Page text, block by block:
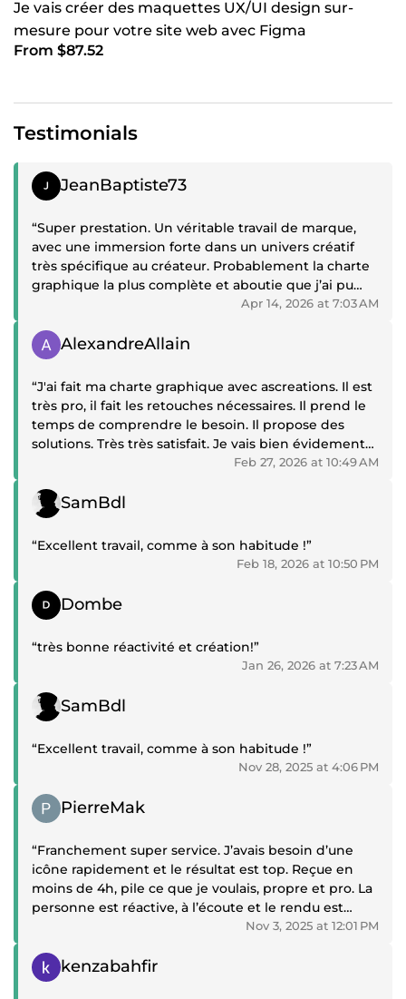
Je vais créer des maquettes UX/UI design sur-
mesure pour votre site web avec Figma
From $87.52
Testimonials
Positive review
JeanBaptiste73
“Super prestation. Un véritable travail de marque,
avec une immersion forte dans un univers créatif
très spécifique au créateur. Probablement la charte
graphique la plus complète et aboutie que j’ai pu
Apr 14, 2026 at 7:03 AM
Positive review
AlexandreAllain
“J'ai fait ma charte graphique avec ascreations. Il est
très pro, il fait les retouches nécessaires. Il prend le
temps de comprendre le besoin. Il propose des
solutions. Très très satisfait. Je vais bien évidement
continuer de travailler avec lui.”Feb 27, 2026 at 10:49 AM
Positive review
SamBdl
“Excellent travail, comme à son habitude !”
Feb 18, 2026 at 10:50 PM
Positive review
Dombe
“très bonne réactivité et création!”
Jan 26, 2026 at 7:23 AM
Positive review
SamBdl
“Excellent travail, comme à son habitude !”
Nov 28, 2025 at 4:06 PM
Positive review
PierreMak
“Franchement super service. J’avais besoin d’une
icône rapidement et le résultat est top. Reçue en
moins de 4h, pile ce que je voulais, propre et pro. La
personne est réactive, à l’écoute et le rendu est
nickel. Rien à redire, je recommande sans hésiter”
Nov 3, 2025 at 12:01 PM
Positive review
kenzabahfir